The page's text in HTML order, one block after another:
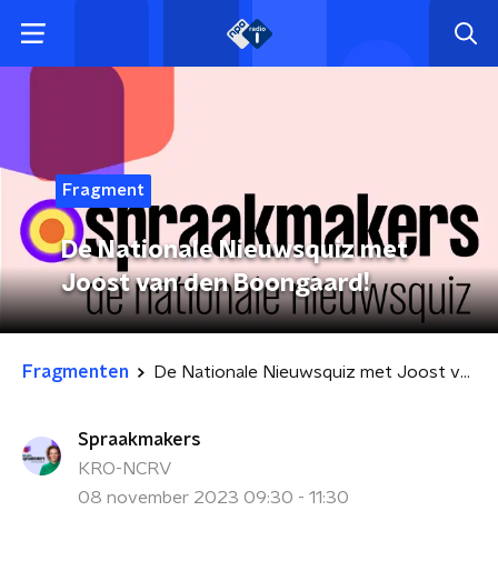
Fragment
De Nationale Nieuwsquiz met
Joost van den Boongaard!
Fragmenten De Nationale Nieuwsquiz met Joost van den Boongaard!
Spraakmakers
KRO-NCRV
08 november 2023 09:30 - 11:30